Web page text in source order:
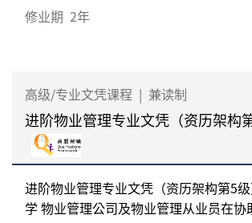
修业期 2年
高级/专业文凭课程 | 兼读制
进阶物业管理专业文凭（资历架构
进阶物业管理专业文凭（资历架构第5
学 物业管理公司及物业管理从业员在协